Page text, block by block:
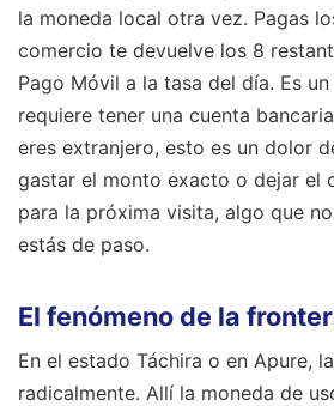
la moneda local otra vez. Pagas
comercio te devuelve los 8
Pago Móvil a la tasa del día. Es
requiere tener una cuenta
eres extranjero, esto es un dolor
gastar el monto exacto o dejar el
para la próxima visita, algo que
estás de paso.
El fenómeno de la
En el estado Táchira o en Apure,
radicalmente. Allí la moneda de